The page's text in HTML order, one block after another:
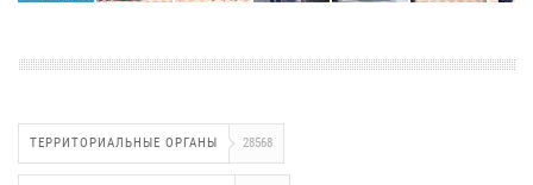
ТЕРРИТОРИАЛЬНЫЕ ОРГАНЫ 28568